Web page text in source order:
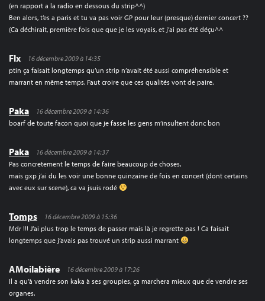
(en rapport a la radio en dessous du strip^^)
Ben alors, t’es a paris et tu va pas voir GP pour leur (presque) dernier concert ??
(Ca déchirait, première fois que que je les voyais, et j’ai pas été déçu^^
Flx
16 décembre 2009 à 14:35
ptin ça faisait longtemps qu’un strip n’avait été aussi compréhensible et
marrant en même temps. Faut croire que ces qualités vont de paire.
Paka
16 décembre 2009 à 14:36
boarf de toute facon quoi que je fasse les gens m’insultent donc bon
Paka
16 décembre 2009 à 14:37
Pas concretement le temps de faire beaucoup de choses,
mais gxp j’ai du les voir une bonne quinzaine de fois en concert (dont certains
avec eux sur scene), ca va jsuis rodé
Tomps
16 décembre 2009 à 15:36
Mdr !!! J’ai plus trop le temps de passer mais là je regrette pas ! Ca faisait
longtemps que j’avais pas trouvé un strip aussi marrant
AMoilabière
16 décembre 2009 à 17:26
Il a qu’à vendre son kaka à ses groupies, ça marchera mieux que de vendre ses
organes.